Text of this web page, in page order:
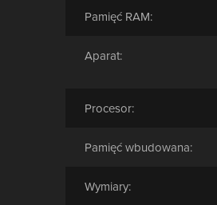
Pamięć RAM:
Aparat:
Procesor:
Pamięć wbudowana:
Wymiary: